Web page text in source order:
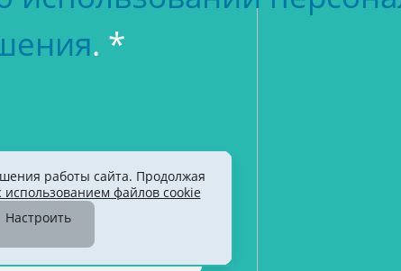
. *
работы сайта. Продолжая
использованием файлов cookie
Настроить